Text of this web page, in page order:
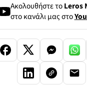
Ακολουθήστε τοLeros
στο κανάλι μας στο